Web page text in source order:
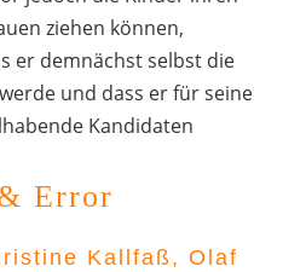
ziehen können,
er demnächst selbst die
und dass er für seine
Kandidaten
Error
Kallfaß, Olaf